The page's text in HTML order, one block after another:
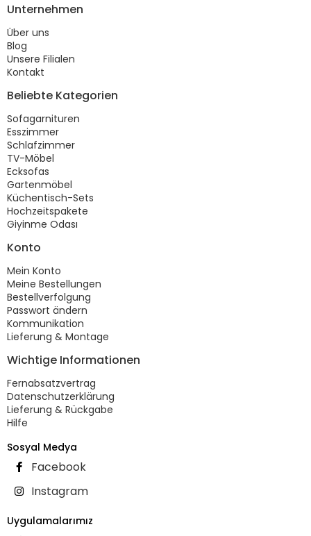
Unternehmen
Über uns
Blog
Unsere Filialen
Kontakt
Beliebte Kategorien
Sofagarnituren
Esszimmer
Schlafzimmer
TV-Möbel
Ecksofas
Gartenmöbel
Küchentisch-Sets
Hochzeitspakete
Giyinme Odası
Konto
Mein Konto
Meine Bestellungen
Bestellverfolgung
Passwort ändern
Kommunikation
Lieferung & Montage
Wichtige Informationen
Fernabsatzvertrag
Datenschutzerklärung
Lieferung & Rückgabe
Hilfe
Sosyal Medya
Facebook
Instagram
Uygulamalarımız